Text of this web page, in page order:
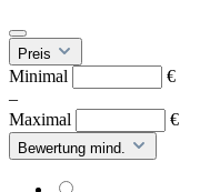
Preis
Minimal
€
–
Maximal
€
Bewertung mind.